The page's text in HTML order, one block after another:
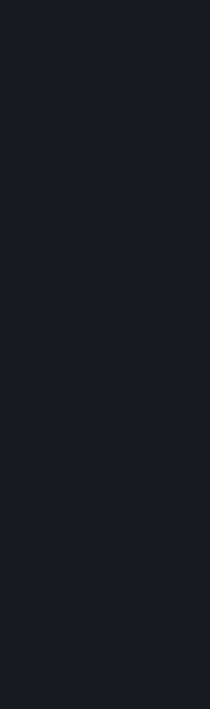
Примечание:
единственный гриб,
Ледогриб хмурится не
травмы в детстве,